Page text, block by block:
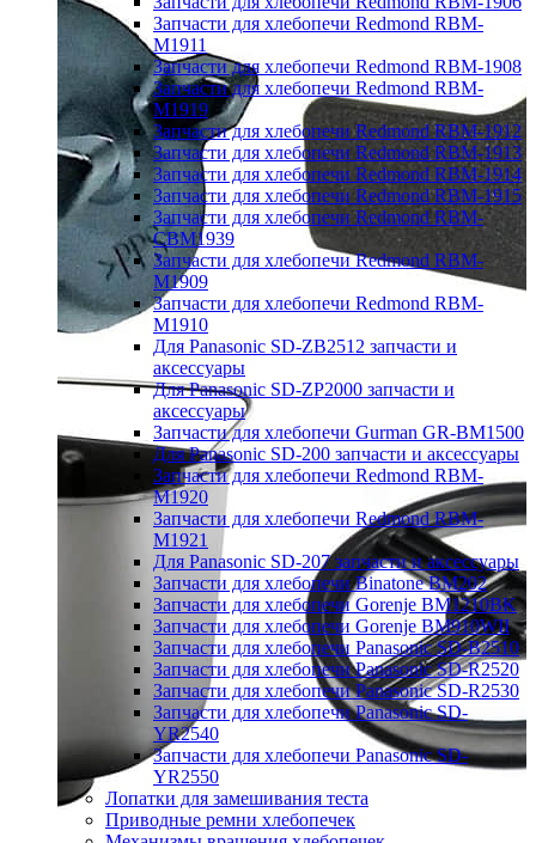
Запчасти для хлебопечи Redmond RBM-
M1911
Запчасти для хлебопечи Redmond RBM-1908
Запчасти для хлебопечи Redmond RBM-
M1919
Запчасти для хлебопечи Redmond RBM-1912
Запчасти для хлебопечи Redmond RBM-1913
Запчасти для хлебопечи Redmond RBM-1914
Запчасти для хлебопечи Redmond RBM-1915
Запчасти для хлебопечи Redmond RBM-
CBM1939
Запчасти для хлебопечи Redmond RBM-
M1909
Запчасти для хлебопечи Redmond RBM-
M1910
Для Panasonic SD-ZB2512 запчасти и
аксессуары
Для Panasonic SD-ZP2000 запчасти и
аксессуары
Запчасти для хлебопечи Gurman GR-BM1500
Для Panasonic SD-200 запчасти и аксессуары
Запчасти для хлебопечи Redmond RBM-
M1920
Запчасти для хлебопечи Redmond RBM-
M1921
Для Panasonic SD-207 запчасти и аксессуары
Запчасти для хлебопечи Binatone BM202
Запчасти для хлебопечи Gorenje BM1210BK
Запчасти для хлебопечи Gorenje BM910WII
Запчасти для хлебопечи Panasonic SD-B2510
Запчасти для хлебопечи Panasonic SD-R2520
Запчасти для хлебопечи Panasonic SD-R2530
Запчасти для хлебопечи Panasonic SD-
YR2540
Запчасти для хлебопечи Panasonic SD-
YR2550
Лопатки для замешивания теста
Приводные ремни хлебопечек